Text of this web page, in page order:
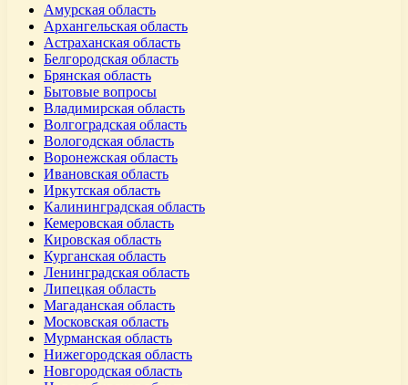
Амурская область
Архангельская область
Астраханская область
Белгородская область
Брянская область
Бытовые вопросы
Владимирская область
Волгоградская область
Вологодская область
Воронежская область
Ивановская область
Иркутская область
Калининградская область
Кемеровская область
Кировская область
Курганская область
Ленинградская область
Липецкая область
Магаданская область
Московская область
Мурманская область
Нижегородская область
Новгородская область